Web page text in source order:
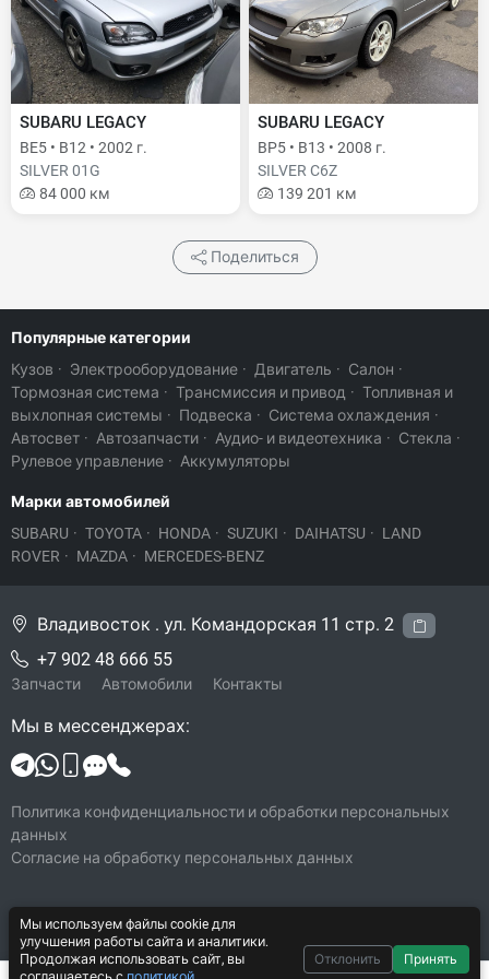
SUBARU LEGACY
BE5 • B12 • 2002 г.
SILVER 01G
84 000 км
SUBARU LEGACY
BP5 • B13 • 2008 г.
SILVER C6Z
139 201 км
Поделиться
Популярные категории
Кузов · Электрооборудование · Двигатель · Салон ·
Тормозная система · Трансмиссия и привод · Топливная и
выхлопная системы · Подвеска · Система охлаждения ·
Автосвет · Автозапчасти · Аудио- и видеотехника · Стекла ·
Рулевое управление · Аккумуляторы
Марки автомобилей
SUBARU · TOYOTA · HONDA · SUZUKI · DAIHATSU · LAND
ROVER · MAZDA · MERCEDES-BENZ
© 2026 Legacy-VL
Все права защищены
Владивосток . ул. Командорская 11 стр. 2
+7 902 48 666 55
Запчасти Автомобили Контакты
Мы в мессенджерах:
Политика конфиденциальности и обработки персональных
данных
Согласие на обработку персональных данных
Мы используем файлы cookie для
улучшения работы сайта и аналитики.
Продолжая использовать сайт, вы
Отклонить Принять